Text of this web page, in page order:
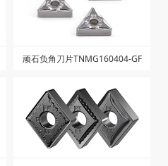
顽石负角刀片TNMG160404-GF